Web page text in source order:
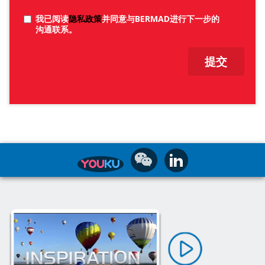
我已阅读隐私政策并同意与BERMAD进行下一步的
沟通联系。